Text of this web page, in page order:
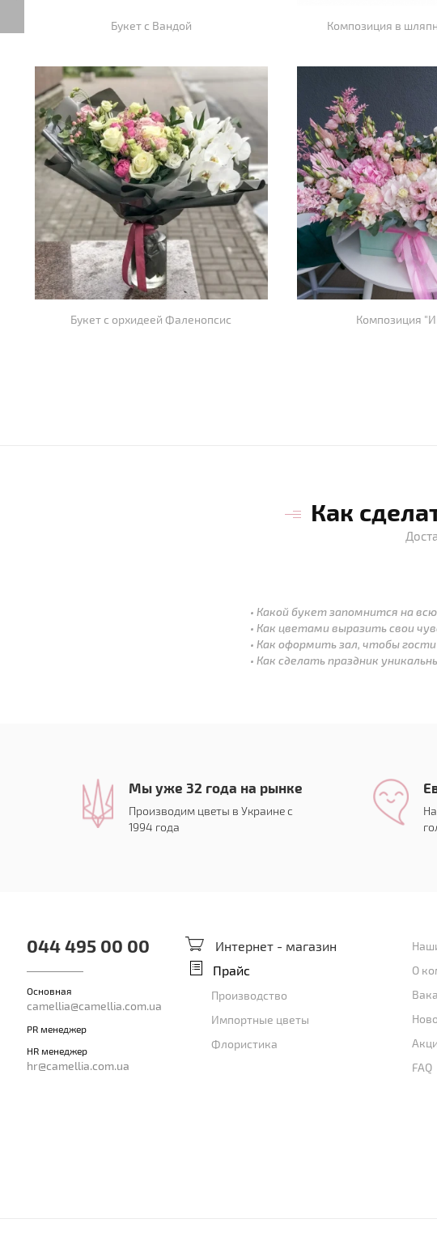
Букет с Вандой Композиция в
Букет с орхидеей Фаленопсис Композиция
Как
Какой букет запомнится на
Как цветами выразить свои
Как оформить зал, чтобы гости
Как сделать праздник
Мы уже 32 года на рынке
Производим цветы в Украине с
1994 года
044 495 00 00
Основная
camellia@camellia.com.ua
PR менеджер
HR менеджер
hr@camellia.com.ua
Интернет - магазин
Прайс
Производство
Импортные цветы
Флористика
О
FAQ